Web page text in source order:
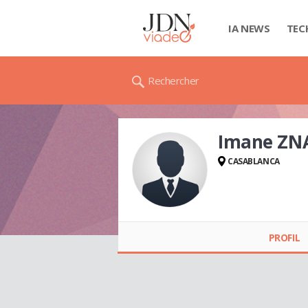
IA NEWS
Rechercher
Imane
CASABLANCA
PROFIL